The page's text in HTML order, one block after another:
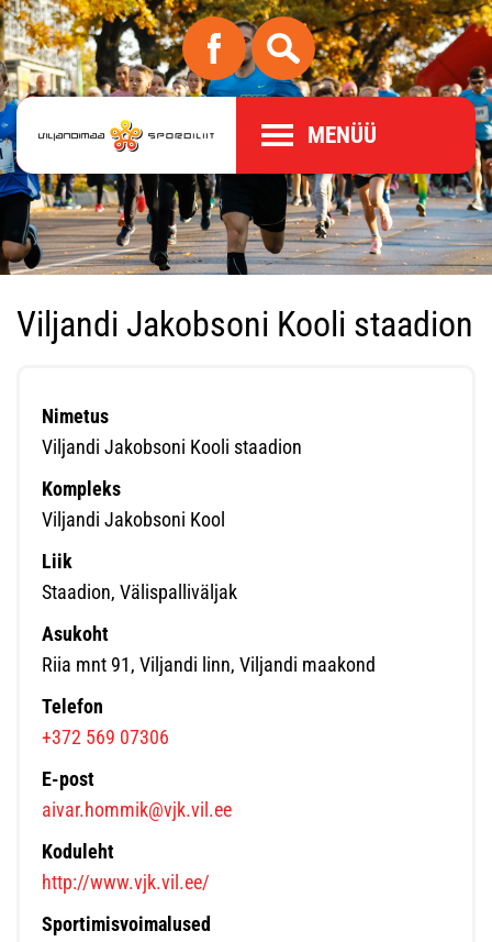
MENÜÜ
Viljandi Jakobsoni Kooli staadion
Nimetus
Viljandi Jakobsoni Kooli staadion
Kompleks
Viljandi Jakobsoni Kool
Liik
Staadion, Välispalliväljak
Asukoht
Riia mnt 91, Viljandi linn, Viljandi maakond
Telefon
+372 569 07306
E-post
aivar.hommik@vjk.vil.ee
Koduleht
http://www.vjk.vil.ee/
Sportimisvoimalused